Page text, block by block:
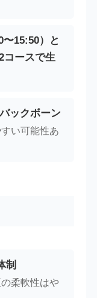
15:50）と
コースで生
ックボーン
い可能性あ
制
柔軟性はや